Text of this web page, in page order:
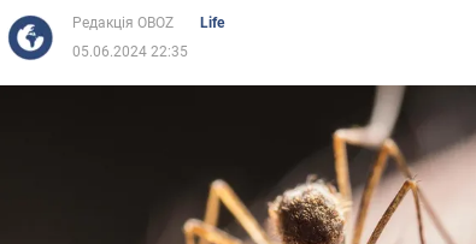
Життя Редакція OBOZ
Life
05.06.2024 22:35